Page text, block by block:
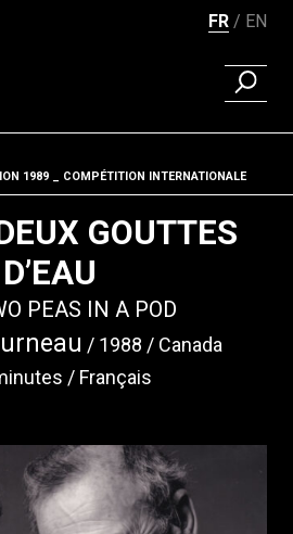
FR EN
Fil d'ariane
1989 COMPÉTITION INTERNATIONALE
GOUTTES
D’EAU
PEAS IN A POD
1988
Canada
Français